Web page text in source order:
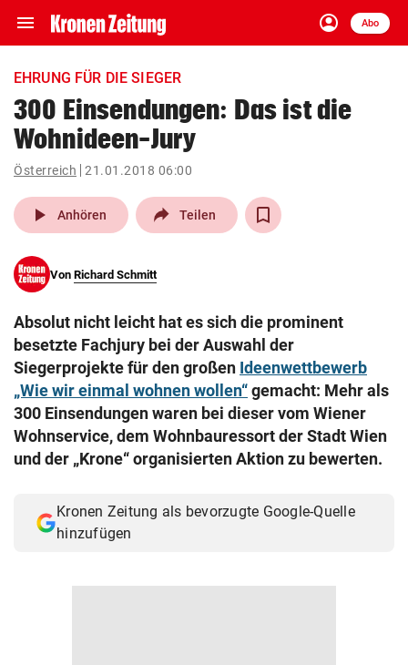
menu Navigation
ein-/ausklappen
account_circle
Anmelden
Abo
close Schließen
account_circle Anmelden
pin_drop
Wien arrow_right
search
eingeben
© Krone Multimedia GmbH & Co KG 2026
Muthgasse 2, 1190 Wien
EHRUNG FÜR DIE SIEGER
300 Einsendungen: Das ist die
Wohnideen-Jury
Österreich 21.01.2018 06:00
play_arrow Anhören Teilen
Von Richard Schmitt
Absolut nicht leicht hat es sich die prominent
besetzte Fachjury bei der Auswahl der
Siegerprojekte für den großen Ideenwettbewerb
„Wie wir einmal wohnen wollen“gemacht: Mehr als
300 Einsendungen waren bei dieser vom Wiener
Wohnservice, dem Wohnbauressort der Stadt Wien
und der „Krone“ organisierten Aktion zu bewerten.
Kronen Zeitung als bevorzugte Google-Quelle
hinzufügen